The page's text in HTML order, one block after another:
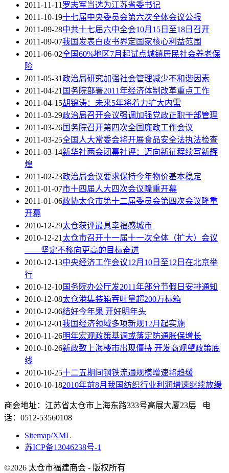
2011-11-11罗志军当选为江苏省委书记
2011-10-19十七届中央委员会第六次全体会议公报
2011-09-28中共十七届六中全会10月15日至18日召开
2011-09-07我国发表白皮书界定国家核心利益范围
2011-06-02全国60%地区7月起试点城镇居民社会养老保
险
2011-05-31政治局研究加强社会管理减少不和谐因素
2011-04-21 国务院部署2011年经济体制改革重点工作
2011-04-15胡锦涛：未来5年将着力扩大内需
2011-03-29政治局召开会议强调加强党政正职干部管理
2011-03-26国务院召开第四次全国廉政工作会议
2011-03-25全国人大常委会将开展食品安全法执法检查
2011-03-14新华社两会闭幕社评：迈向新征程续写新辉
煌
2011-02-23政治局会议要求保持今年物价基本稳定
2011-01-07市十四届人大四次会议隆重开幕
2011-01-06政协太仓市第十二届委员会第四次会议隆重
开幕
2010-12-29太仓获评最具幸福感城市
2010-12-21太仓市召开十一届十一次全体（扩大）会议
——坚定不移向更高的目标奋进
2010-12-13中央经济工作会议12月10日至12日在北京举
行
2010-12-10国务院办公厅发2011年部分节假日安排通知
2010-12-08太仓港集装箱吞吐量超200万标箱
2010-12-06结好今年果 开好明年头
2010-12-01我国经济领域多项新规12月起实施
2010-11-26明年宏观政策基调或落定防通胀保增长
2010-10-26新政致上海楼市出现僵持 开发商观望政策底
线
2010-10-25十二五期间钢铁流通规模增速将趋缓
2010-10-182010年前8月我国纺织行业利润增速继续放缓
商会地址：江苏省太仓市上海东路333号高展大厦23层 电
话：0512-53560108
Sitemap/XML
苏ICP备13046238号-1
©2026 太仓市福建商会 - 版权所有